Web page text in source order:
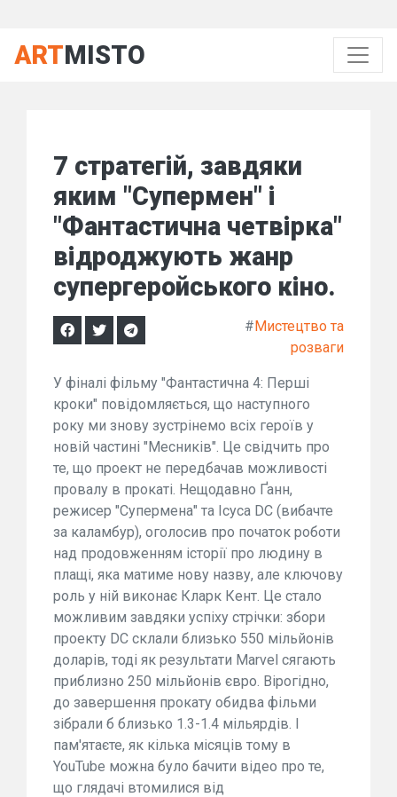
ARTMISTO
7 стратегій, завдяки
яким "Супермен" і
"Фантастична четвірка"
відроджують жанр
супергеройського кіно.
#Мистецтво та
розваги
У фіналі фільму "Фантастична 4: Перші
кроки" повідомляється, що наступного
року ми знову зустрінемо всіх героїв у
новій частині "Месників". Це свідчить про
те, що проект не передбачав можливості
провалу в прокаті. Нещодавно Ґанн,
режисер "Супермена" та Ісуса DC (вибачте
за каламбур), оголосив про початок роботи
над продовженням історії про людину в
плащі, яка матиме нову назву, але ключову
роль у ній виконає Кларк Кент. Це стало
можливим завдяки успіху стрічки: збори
проекту DC склали близько 550 мільйонів
доларів, тоді як результати Marvel сягають
приблизно 250 мільйонів євро. Вірогідно,
до завершення прокату обидва фільми
зібрали б близько 1.3-1.4 мільярдів. І
пам'ятаєте, як кілька місяців тому в
YouTube можна було бачити відео про те,
що глядачі втомилися від